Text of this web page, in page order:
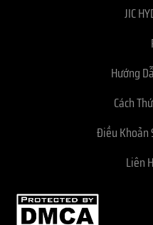
JIC
Hướng
Cách
Điều Khoản
Liên